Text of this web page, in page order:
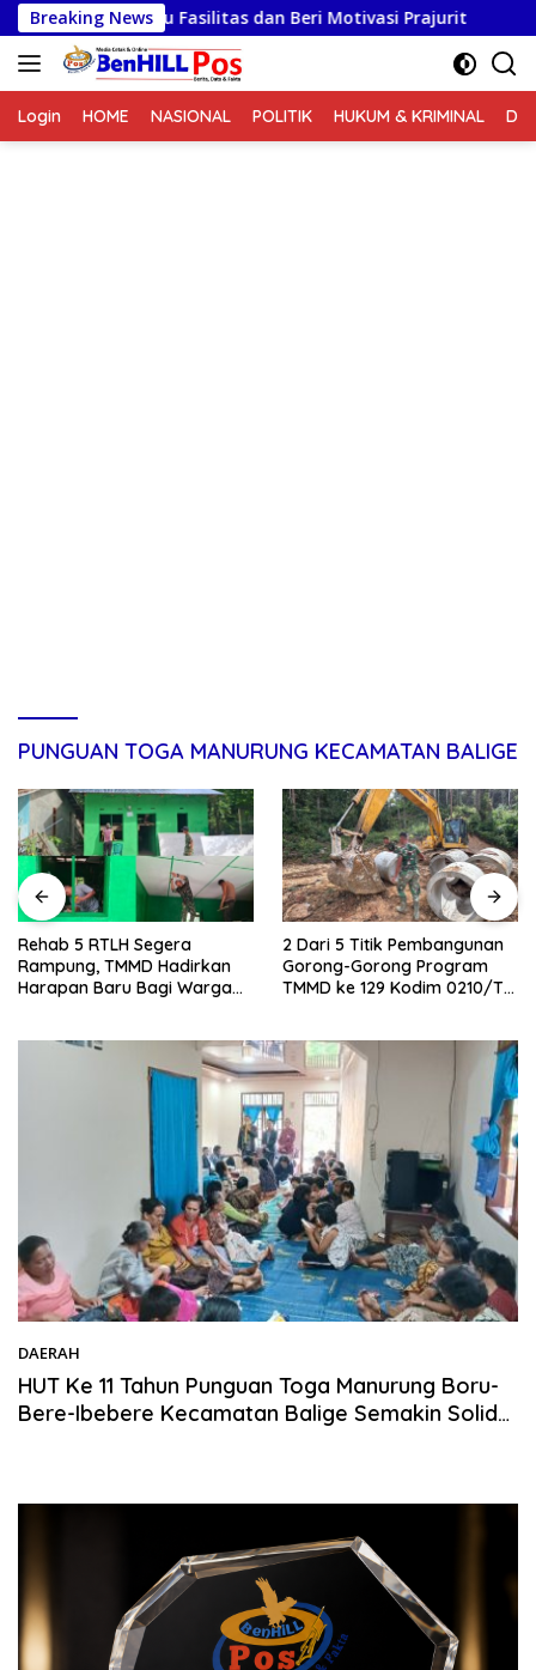
Langsung
ke
konten
Breaking News
Fasilitas dan Beri Motivasi Prajurit Rehab 5
Login HOME NASIONAL POLITIK HUKUM & KRIMINAL
PUNGUAN TOGA MANURUNG KECAMATAN BALIGE
Rehab 5 RTLH Segera
Rampung, TMMD Hadirkan
Harapan Baru Bagi Warga
2 Dari 5 Titik Pembangunan
Gorong-Gorong Program
TMMD ke 129 Kodim 0210/TU
DAERAH
HUT Ke 11 Tahun Punguan Toga Manurung Boru-
Bere-Ibebere Kecamatan Balige Semakin Solid